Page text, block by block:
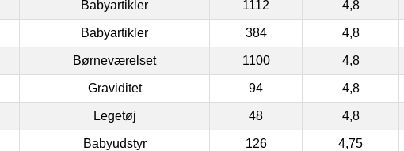
Babyartikler 1112 4,8
Babyartikler 384 4,8
Børneværelset 1100 4,8
Graviditet 94 4,8
Legetøj 48 4,8
Babyudstyr 126 4,75